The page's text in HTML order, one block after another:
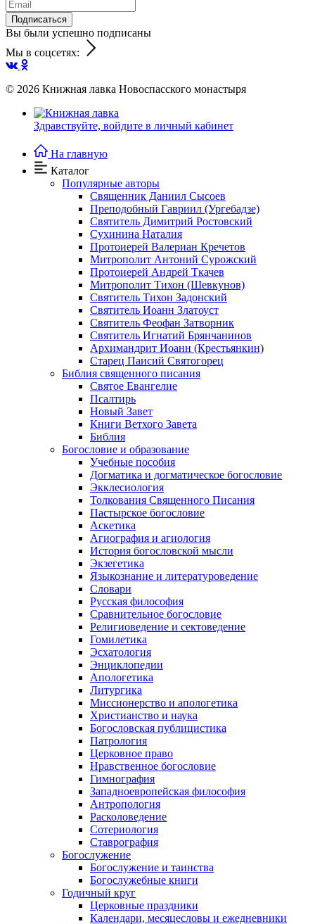
Подписаться
Вы были успешно подписаны
Мы в соцсетях:
© 2026 Книжная лавка Новоспасского монастыря
Здравствуйте, войдите в личный кабинет
На главную
Каталог
Популярные авторы
Священник Даниил Сысоев
Преподобный Гавриил (Ургебадзе)
Святитель Димитрий Ростовский
Сухинина Наталия
Протоиерей Валериан Кречетов
Митрополит Антоний Сурожский
Протоиерей Андрей Ткачев
Митрополит Тихон (Шевкунов)
Святитель Тихон Задонский
Святитель Иоанн Златоуст
Cвятитель Феофан Затворник
Святитель Игнатий Брянчанинов
Архимандрит Иоанн (Крестьянкин)
Старец Паисий Святогорец
Библия священного писания
Святое Евангелие
Псалтирь
Новый Завет
Книги Ветхого Завета
Библия
Богословие и образование
Учебные пособия
Догматика и догматическое богословие
Экклесиология
Толкования Священного Писания
Пастырское богословие
Аскетика
Агиография и агиология
История богословской мысли
Экзегетика
Языкознание и литературоведение
Словари
Русская философия
Сравнительное богословие
Религиоведение и сектоведение
Гомилетика
Эсхатология
Энциклопедии
Апологетика
Литургика
Миссионерство и апологетика
Христианство и наука
Богословская публицистика
Патрология
Церковное право
Нравственное богословие
Гимнография
Западноевропейская философия
Антропология
Расколоведение
Сотериология
Ставрография
Богослужение
Богослужение и таинства
Богослужебные книги
Годичный круг
Церковные праздники
Календари, месяцесловы и ежедневники